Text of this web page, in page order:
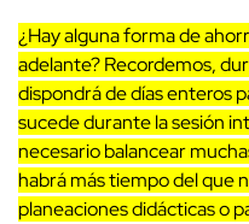
¿Hay alguna forma de
adelante? Recordemos,
dispondrá de días enteros
sucede durante la sesión
necesario balancear
habrá más tiempo del que
planeaciones didácticas o